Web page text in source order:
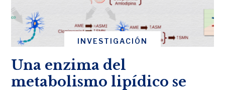
INVESTIGACIÓN
Una enzima del
metabolismo lipídico se